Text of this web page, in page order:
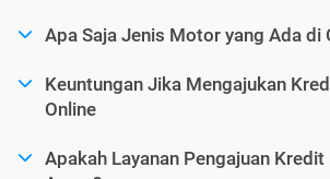
Apa Saja Jenis Motor yang Ada di
Keuntungan Jika Mengajukan
Online
Apakah Layanan Pengajuan